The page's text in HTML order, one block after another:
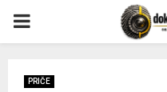
P
PRIČE